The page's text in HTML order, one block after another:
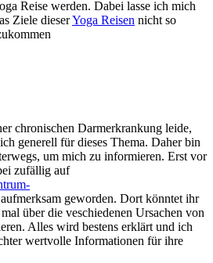
Reise werden. Dabei lasse ich mich
Ziele dieserYoga Reisen nicht so
chronischen Darmerkrankung leide,
generell für dieses Thema. Daher bin
um mich zu informieren. Erst vor
zufällig auf
geworden. Dort könntet ihr
über die veschiedenen Ursachen von
Alles wird bestens erklärt und ich
wertvolle Informationen für ihre